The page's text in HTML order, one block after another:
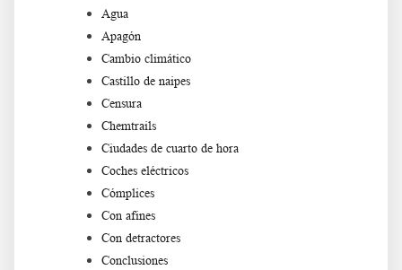
Agua
Apagón
Cambio climático
Castillo de naipes
Censura
Chemtrails
Ciudades de cuarto de hora
Coches eléctricos
Cómplices
Con afines
Con detractores
Conclusiones